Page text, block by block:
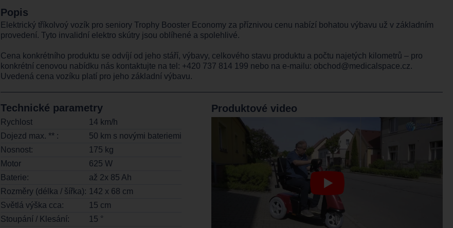
Popis
Elektrický tříkolvoý vozík pro seniory Trophy Booster Economy za příznivou cenu nabízí bohatou výbavu už v základním
provedení. Tyto invalidní elektro skútry jsou oblíhené a spolehlivé.
Cena konkrétního produktu se odvíjí od jeho stáří, výbavy, celkového stavu produktu a počtu najetých kilometrů – pro
konkrétní cenovou nabídku nás kontaktujte na tel: +420 737 814 199 nebo na e-mailu: obchod@medicalspace.cz.
Uvedená cena vozíku platí pro jeho základní výbavu.
Technické parametry
Rychlost
14 km/h
Dojezd max. ** :
50 km s novými bateriemi
Nosnost:
175 kg
Motor
625 W
Baterie:
až 2x 85 Ah
Rozměry (délka / šířka): 142 x 68 cm
Světlá výška cca:
15 cm
Stoupání / Klesání:
15 °
Produktové video